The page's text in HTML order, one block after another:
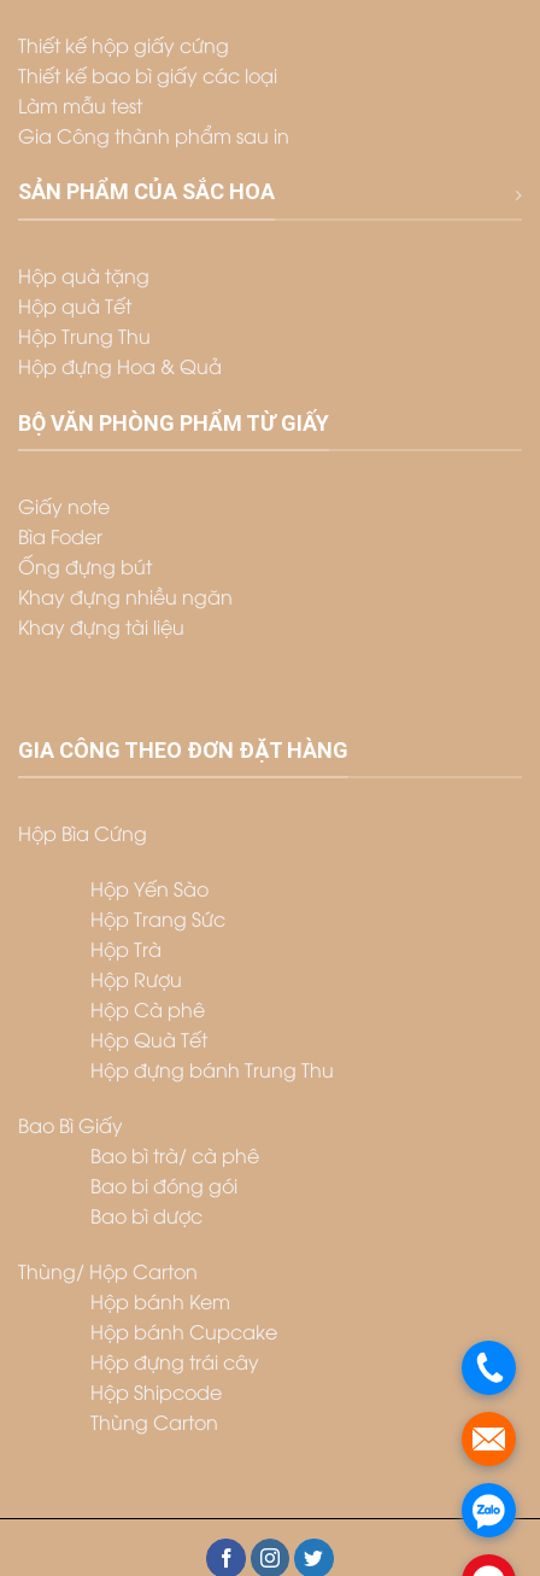
Thiết kế hộp giấy cứng
Thiết kế bao bì giấy các loại
Làm mẫu test
Gia Công thành phẩm sau in
SẢN PHẨM CỦA SẮC HOA
Hộp quà tặng
Hộp quà Tết
Hộp Trung Thu
Hộp đựng Hoa & Quả
BỘ VĂN PHÒNG PHẨM TỪ GIẤY
Giấy note
Bìa Foder
Ống đựng bút
Khay đựng nhiều ngăn
Khay đựng tài liệu
GIA CÔNG THEO ĐƠN ĐẶT HÀNG
Hộp Bìa Cứng
Hộp Yến Sào
Hộp Trang Sức
Hộp Trà
Hộp Rượu
Hộp Cà phê
Hộp Quà Tết
Hộp đựng bánh Trung Thu
Bao Bì Giấy
Bao bì trà/ cà phê
Bao bi đóng gói
Bao bì dược
Thùng/ Hộp Carton
Hộp bánh Kem
Hộp bánh Cupcake
Hộp đựng trái cây
Hộp Shipcode
Thùng Carton
.
.
.